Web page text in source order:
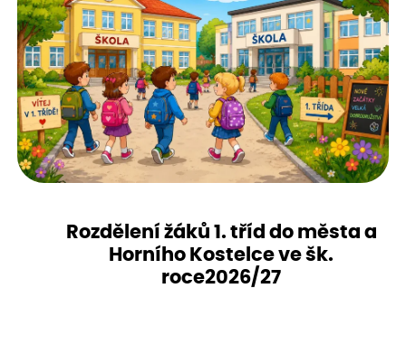
Rozdělení žáků 1. tříd do města a
Horního Kostelce ve šk.
roce2026/27